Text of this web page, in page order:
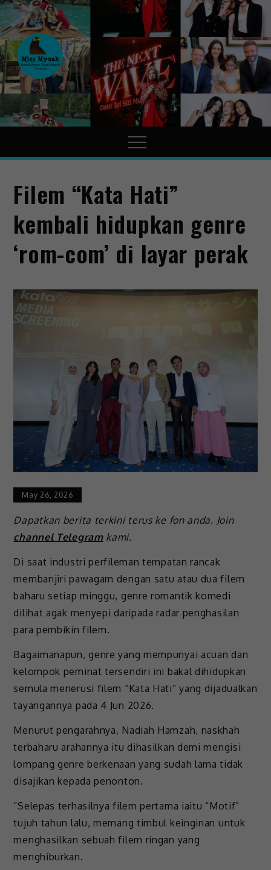
MissMynah
Portal Hiburan, Gaya Hidup
& Trending
Filem “Kata Hati”
kembali hidupkan genre
‘rom-com’ di layar perak
May 26, 2026
Dapatkan berita terkini terus ke fon anda. Join
channel Telegramkami.
Di saat industri perfileman tempatan rancak
membanjiri pawagam dengan satu atau dua filem
baharu setiap minggu, genre romantik komedi
dilihat agak menyepi daripada radar penghasilan
para pembikin filem.
Bagaimanapun, genre yang mempunyai acuan dan
kelompok peminat tersendiri ini bakal dihidupkan
semula menerusi filem “Kata Hati” yang dijadualkan
tayangannya pada 4 Jun 2026.
Menurut pengarahnya, Nadiah Hamzah, naskhah
terbaharu arahannya itu dihasilkan demi mengisi
lompang genre berkenaan yang sudah lama tidak
disajikan kepada penonton.
“Selepas terhasilnya filem pertama iaitu “Motif”
tujuh tahun lalu, memang timbul keinginan untuk
menghasilkan sebuah filem ringan yang
menghiburkan.